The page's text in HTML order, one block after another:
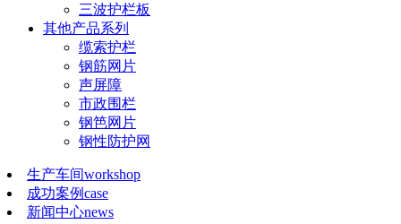
三波护栏板
其他产品系列
缆索护栏
钢筋网片
声屏障
市政围栏
钢笆网片
钢性防护网
生产车间workshop
成功案例case
新闻中心news